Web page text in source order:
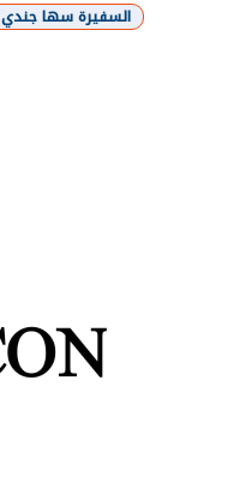
السفيرة سها جندي